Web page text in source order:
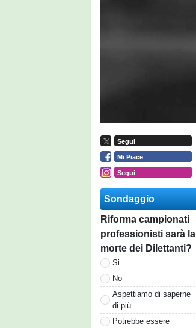
Segui
Mi Piace
Segui
Sondaggio
Riforma campionati
professionisti sarà la
morte dei Dilettanti?
Si
No
Aspettiamo di saperne
di più
Potrebbe essere